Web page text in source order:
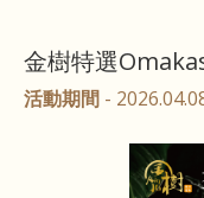
金樹特選
活動期間 -